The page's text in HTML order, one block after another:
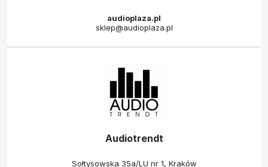
audioplaza.pl
sklep@audioplaza.pl
Audiotrendt
Sołtysowska 35a/LU nr 1, Kraków